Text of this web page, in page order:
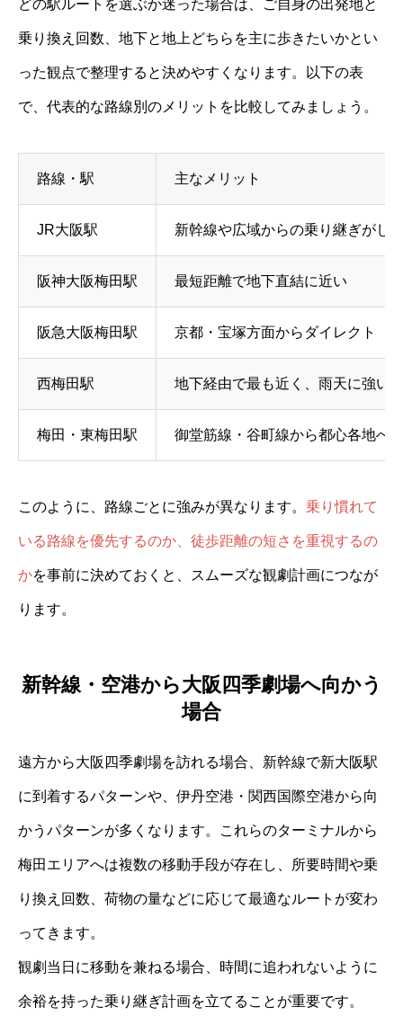
どの駅ルートを選ぶか迷った場合は、ご自身の出発地と
乗り換え回数、地下と地上どちらを主に歩きたいかとい
った観点で整理すると決めやすくなります。以下の表
で、代表的な路線別のメリットを比較してみましょう。
路線・駅 主なメリット
JR大阪駅 新幹線や広域からの乗り継ぎがし
阪神大阪梅田駅 最短距離で地下直結に近い
阪急大阪梅田駅 京都・宝塚方面からダイレクト
西梅田駅 地下経由で最も近く、雨天に強い
梅田・東梅田駅 御堂筋線・谷町線から都心各地へ
このように、路線ごとに強みが異なります。 乗り慣れて
いる路線を優先するのか、徒歩距離の短さを重視するの
かを事前に決めておくと、スムーズな観劇計画につなが
ります。
新幹線・空港から大阪四季劇場へ向かう
場合
遠方から大阪四季劇場を訪れる場合、新幹線で新大阪駅
に到着するパターンや、伊丹空港・関西国際空港から向
かうパターンが多くなります。これらのターミナルから
梅田エリアへは複数の移動手段が存在し、所要時間や乗
り換え回数、荷物の量などに応じて最適なルートが変わ
ってきます。
観劇当日に移動を兼ねる場合、時間に追われないように
余裕を持った乗り継ぎ計画を立てることが重要です。